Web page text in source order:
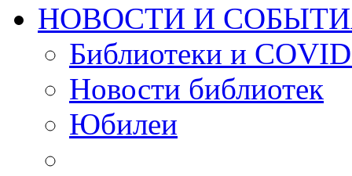
НОВОСТИ И
Библиотеки и
Новости библиотек
Юбилеи